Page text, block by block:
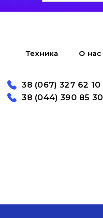
Техника О нас
38 (067) 327 62 10
38 (044) 390 85 30